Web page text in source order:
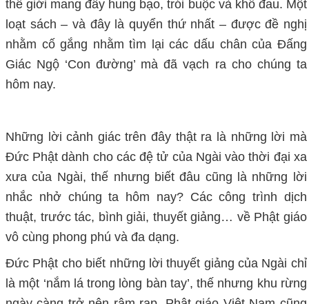
thế giới mang đầy hung bạo, trói buộc và khổ đau. Một
loạt sách – và đây là quyển thứ nhất – được đề nghị
nhằm cố gắng nhằm tìm lại các dấu chân của Đấng
Giác Ngộ ‘Con đường’ mà đã vạch ra cho chúng ta
hôm nay.
Những lời cảnh giác trên đây thật ra là những lời mà
Đức Phật dành cho các đệ tử của Ngài vào thời đại xa
xưa của Ngài, thế nhưng biết đâu cũng là những lời
nhắc nhở chúng ta hôm nay? Các công trình dịch
thuật, trước tác, bình giải, thuyết giảng… về Phật giáo
vô cùng phong phú và đa dạng.
Đức Phật cho biết những lời thuyết giảng của Ngài chỉ
là một ‘nắm lá trong lòng bàn tay’, thế nhưng khu rừng